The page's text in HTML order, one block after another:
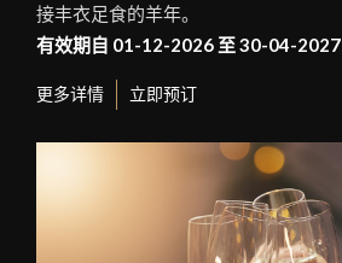
接丰衣足食的羊年。
有效期自 01-12-2026 至 30-04-2027
更多详情 立即预订